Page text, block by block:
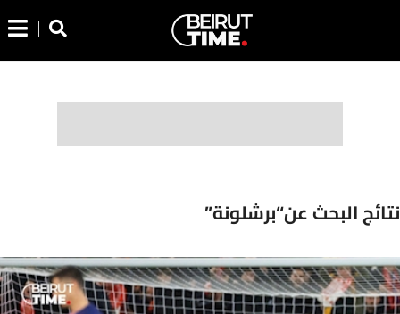
نتائج البحث عن“برشلونة”